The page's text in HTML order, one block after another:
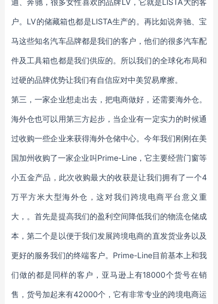
迪、奔驰，很多女性喜欢的品牌LV，它就是LISTA大的客
户。LV的储藏箱也都是LISTA生产的。再比如说奔驰、宝
马这些知名汽车品牌都是我们的客户，他们的很多汽车配
件及工具箱也都是我们供应的。所以我们的全球化布局和
过硬的品牌优势让我们有自信应对中美贸易摩擦。
第三，一家企业想走出去，把电商做好，还需要海外仓。
海外仓也可以用第三方起步，当企业有一定实力的时候通
过收购一些企业来获得海外仓储中心。今年我们刚刚在美
国加州收购了一家企业叫Prime-Line，它主要经营门窗等
小五金产品，此次收购最大的收获是让我们拥有了一个4
万平方米大型海外仓，这对我们跨境电商平台意义重
大，。首先是提高我们的盈利空间降低我们的物流仓储成
本，第二个是以便于我们发展跨境电商的直发货业务以及
更好的服务我们的终端客户。Prime-Line目前基本上和我
们做的都是同样的客户，亚马逊上有18000个货号在销
售，货号加起来有42000个，它有非常专业的跨境电商运